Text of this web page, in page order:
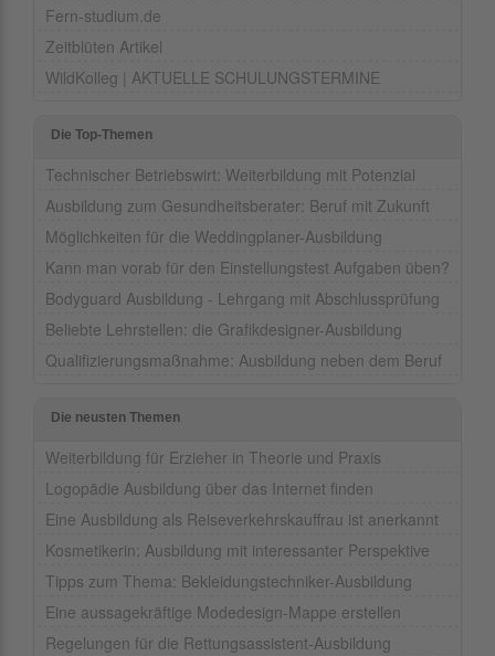
Fern-studium.de
Zeitblüten Artikel
WildKolleg | AKTUELLE SCHULUNGSTERMINE
Die Top-Themen
Technischer Betriebswirt: Weiterbildung mit Potenzial
Ausbildung zum Gesundheitsberater: Beruf mit Zukunft
Möglichkeiten für die Weddingplaner-Ausbildung
Kann man vorab für den Einstellungstest Aufgaben üben?
Bodyguard Ausbildung - Lehrgang mit Abschlussprüfung
Beliebte Lehrstellen: die Grafikdesigner-Ausbildung
Qualifizierungsmaßnahme: Ausbildung neben dem Beruf
Die neusten Themen
Weiterbildung für Erzieher in Theorie und Praxis
Logopädie Ausbildung über das Internet finden
Eine Ausbildung als Reiseverkehrskauffrau ist anerkannt
Kosmetikerin: Ausbildung mit interessanter Perspektive
Tipps zum Thema: Bekleidungstechniker-Ausbildung
Eine aussagekräftige Modedesign-Mappe erstellen
Regelungen für die Rettungsassistent-Ausbildung